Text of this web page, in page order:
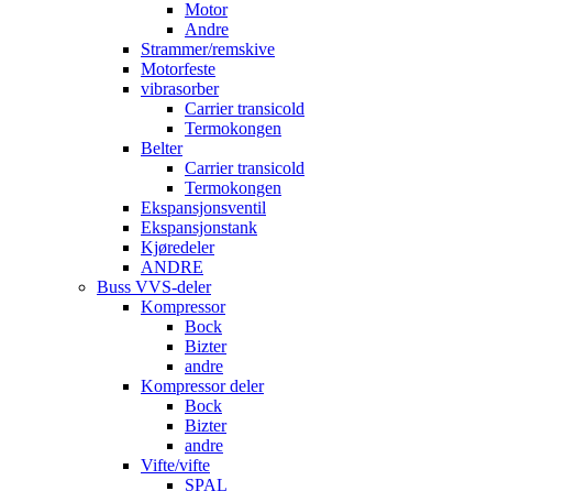
Motor
Andre
Strammer/remskive
Motorfeste
vibrasorber
Carrier transicold
Termokongen
Belter
Carrier transicold
Termokongen
Ekspansjonsventil
Ekspansjonstank
Kjøredeler
ANDRE
Buss VVS-deler
Kompressor
Bock
Bizter
andre
Kompressor deler
Bock
Bizter
andre
Vifte/vifte
SPAL